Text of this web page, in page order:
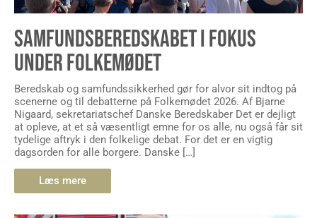
SAMFUNDSBEREDSKABET I FOKUS
UNDER FOLKEMØDET
Beredskab og samfundssikkerhed gør for alvor sit indtog på
Nigaard, sekretariatschef Danske Beredskaber Det er dejligt
at opleve, at et så væsentligt emne for os alle, nu også får sit
tydelige aftryk i den folkelige debat. For det er en vigtig
dagsorden for alle borgere. Danske […]
Læs mere